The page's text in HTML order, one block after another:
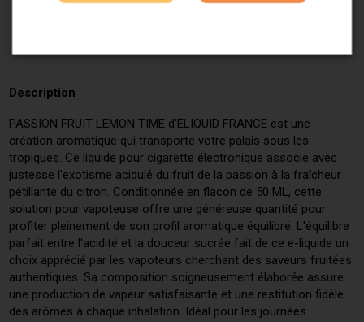
Description
PASSION FRUIT LEMON TIME d'ELIQUID FRANCE est une
création aromatique qui transporte votre palais sous les
tropiques. Ce liquide pour cigarette électronique associe avec
justesse l'exotisme acidulé du fruit de la passion à la fraîcheur
pétillante du citron. Conditionnée en flacon de 50 ML, cette
solution pour vapoteuse offre une généreuse quantité pour
profiter pleinement de son profil aromatique équilibré. L'équilibre
parfait entre l'acidité et la douceur sucrée fait de ce e-liquide un
choix apprécié par les vapoteurs cherchant des saveurs fruitées
authentiques. Sa composition soigneusement élaborée assure
une production de vapeur satisfaisante et une restitution fidèle
des arômes à chaque inhalation. Idéal pour les journées